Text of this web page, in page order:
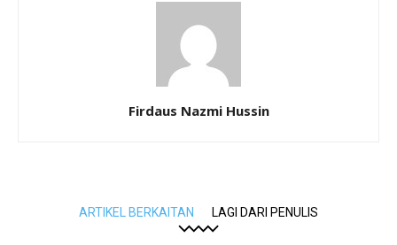
Firdaus Nazmi Hussin
ARTIKEL BERKAITAN LAGI DARI PENULIS